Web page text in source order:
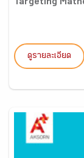
Targeting
ดูรายละเอียด